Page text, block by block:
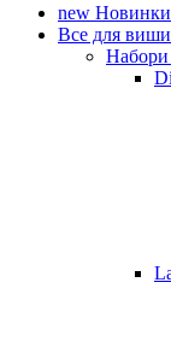
new Новинки
Все для